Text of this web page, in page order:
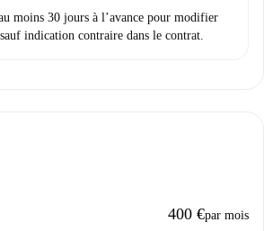
moins 30 jours à l’avance pour modifier
indication contraire dans le contrat.
400 €par mois